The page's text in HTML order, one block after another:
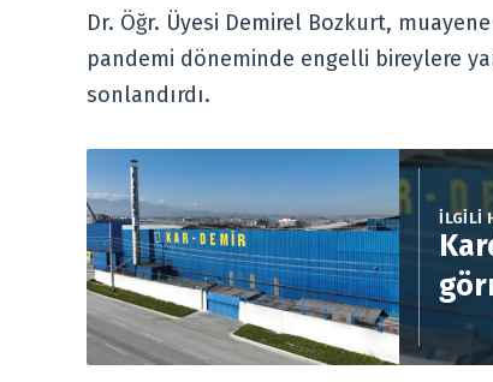
Dr. Öğr. Üyesi Demirel Bozkurt,
pandemi döneminde engelli bireylere
sonlandırdı.
İLGİLİ